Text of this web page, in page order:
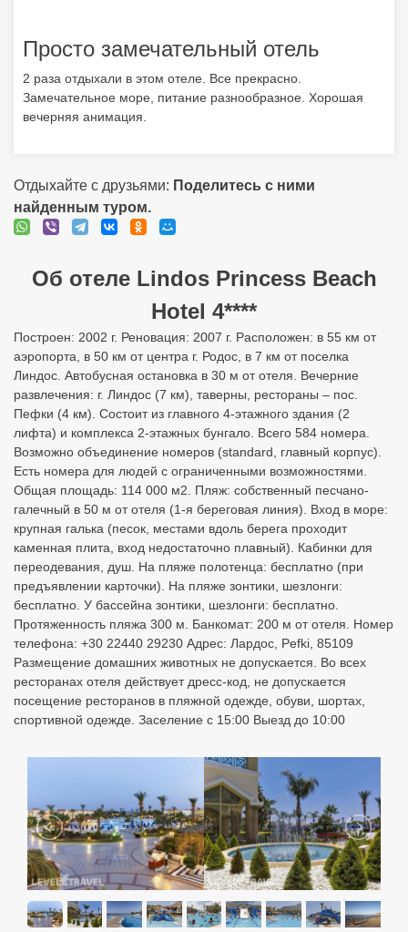
Просто замечательный отель
2 раза отдыхали в этом отеле. Все прекрасно.
Замечательное море, питание разнообразное. Хорошая
вечерняя анимация.
Отдыхайте с друзьями: Поделитесь с ними
найденным туром.
Об отеле Lindos Princess Beach
Hotel 4****
Построен: 2002 г. Реновация: 2007 г. Расположен: в 55 км от
аэропорта, в 50 км от центра г. Родос, в 7 км от поселка
Линдос. Автобусная остановка в 30 м от отеля. Вечерние
развлечения: г. Линдос (7 км), таверны, рестораны – пос.
Пефки (4 км). Состоит из главного 4-этажного здания (2
лифта) и комплекса 2-этажных бунгало. Всего 584 номера.
Возможно объединение номеров (standard, главный корпус).
Есть номера для людей с ограниченными возможностями.
Общая площадь: 114 000 м2. Пляж: собственный песчано-
галечный в 50 м от отеля (1-я береговая линия). Вход в море:
крупная галька (песок, местами вдоль берега проходит
каменная плита, вход недостаточно плавный). Кабинки для
переодевания, душ. На пляже полотенца: бесплатно (при
предъявлении карточки). На пляже зонтики, шезлонги:
бесплатно. У бассейна зонтики, шезлонги: бесплатно.
Протяженность пляжа 300 м. Банкомат: 200 м от отеля. Номер
телефона: +30 22440 29230 Адрес: Лардос, Pefki, 85109
Размещение домашних животных не допускается. Во всех
ресторанах отеля действует дресс-код, не допускается
посещение ресторанов в пляжной одежде, обуви, шортах,
спортивной одежде. Заселение с 15:00 Выезд до 10:00